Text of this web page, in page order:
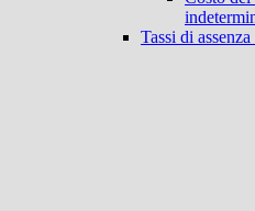
Tassi di assenza